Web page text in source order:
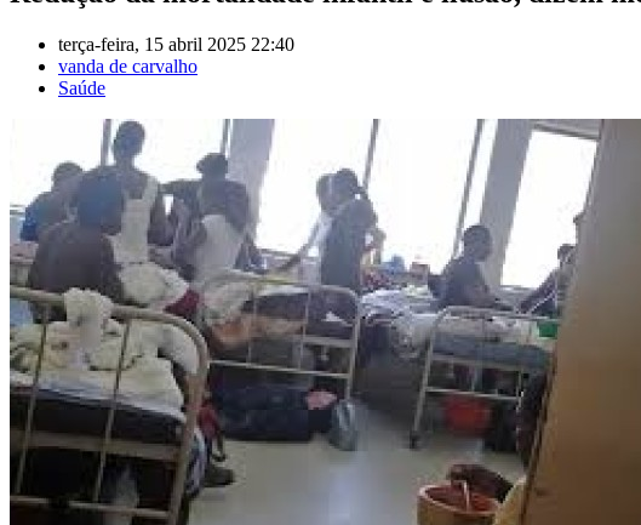
terça-feira, 15 abril 2025 22:40
vanda de carvalho
Saúde